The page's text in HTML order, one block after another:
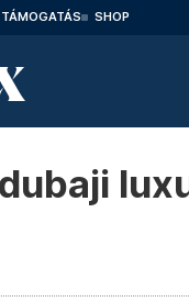
TÁMOGATÁS SHOP